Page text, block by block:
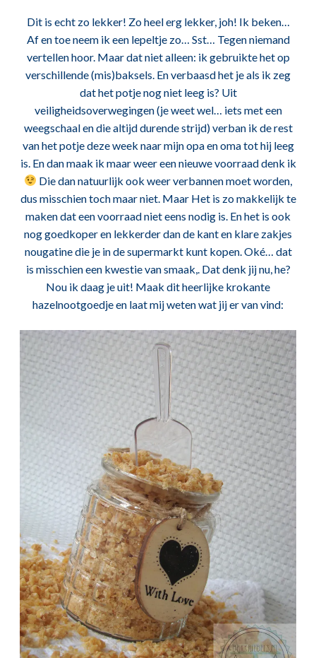
Dit is echt zo lekker! Zo heel erg lekker, joh! Ik beken…
Af en toe neem ik een lepeltje zo… Sst… Tegen niemand
vertellen hoor. Maar dat niet alleen: ik gebruikte het op
verschillende (mis)baksels. En verbaasd het je als ik zeg
dat het potje nog niet leeg is? Uit
veiligheidsoverwegingen (je weet wel… iets met een
weegschaal en die altijd durende strijd) verban ik de rest
van het potje deze week naar mijn opa en oma tot hij leeg
is. En dan maak ik maar weer een nieuwe voorraad denk ik
Die dan natuurlijk ook weer verbannen moet worden,
dus misschien toch maar niet. Maar Het is zo makkelijk te
maken dat een voorraad niet eens nodig is. En het is ook
nog goedkoper en lekkerder dan de kant en klare zakjes
nougatine die je in de supermarkt kunt kopen. Oké… dat
is misschien een kwestie van smaak,. Dat denk jij nu, he?
Nou ik daag je uit! Maak dit heerlijke krokante
hazelnootgoedje en laat mij weten wat jij er van vind: